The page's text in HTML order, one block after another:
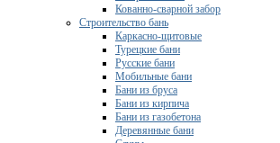
Кованно-сварной забор
Строительство бань
Каркасно-щитовые
Турецкие бани
Русские бани
Мобильные бани
Бани из бруса
Бани из кирпича
Бани из газобетона
Деревянные бани